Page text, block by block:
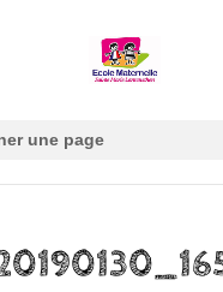
une page